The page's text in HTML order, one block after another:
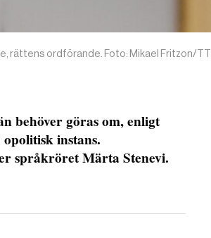
rättens ordförande. Foto: Mikael Fritzon/TT
behöver göras om, enligt
instans.
språkröret Märta Stenevi.